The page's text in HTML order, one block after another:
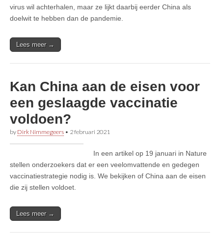
virus wil achterhalen, maar ze lijkt daarbij eerder China als
doelwit te hebben dan de pandemie.
Lees meer →
Kan China aan de eisen voor
een geslaagde vaccinatie
voldoen?
by Dirk Nimmegeers • 2 februari 2021
In een artikel op 19 januari in Nature
stellen onderzoekers dat er een veelomvattende en gedegen
vaccinatiestrategie nodig is. We bekijken of China aan de eisen
die zij stellen voldoet.
Lees meer →